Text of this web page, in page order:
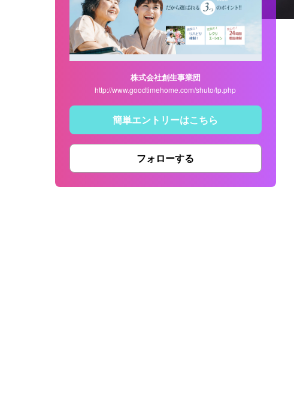
株式会社創生事業団
http://www.goodtimehome.com/shuto/lp.php
簡単エントリーはこちら
フォローする